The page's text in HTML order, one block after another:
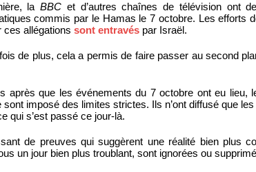
laBBC et d’autres chaînes de télévision ont
commis par le Hamas le 7 octobre. Les efforts
ces allégations sont entravés par Israël.
de plus, cela a permis de faire passer au second
après que les événements du 7 octobre ont eu lieu,
sont imposé des limites strictes. Ils n’ont diffusé que
qui s’est passé ce jour-là.
de preuves qui suggèrent une réalité bien plus
un jour bien plus troublant, sont ignorées ou